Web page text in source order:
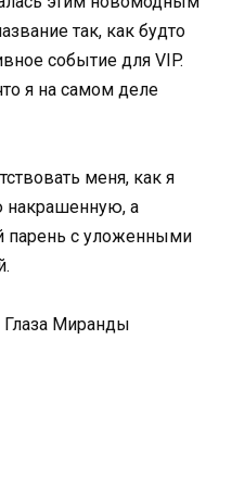
так, как будто
событие для VIP.
я на самом деле
меня, как я
накрашенную, а
парень с уложенными
Глаза Миранды